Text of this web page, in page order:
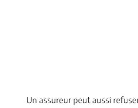
Un assureur peut aussi